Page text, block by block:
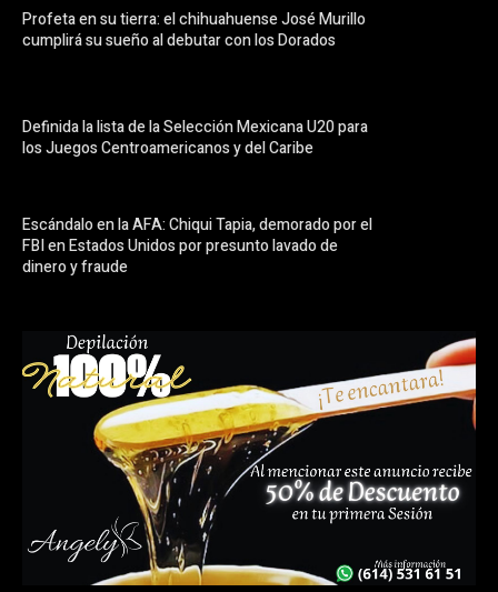
Profeta en su tierra: el chihuahuense José Murillo
cumplirá su sueño al debutar con los Dorados
Definida la lista de la Selección Mexicana U20 para
los Juegos Centroamericanos y del Caribe
Escándalo en la AFA: Chiqui Tapia, demorado por el
FBI en Estados Unidos por presunto lavado de
dinero y fraude